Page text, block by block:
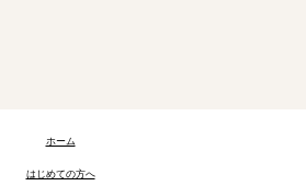
ホーム
はじめての方へ